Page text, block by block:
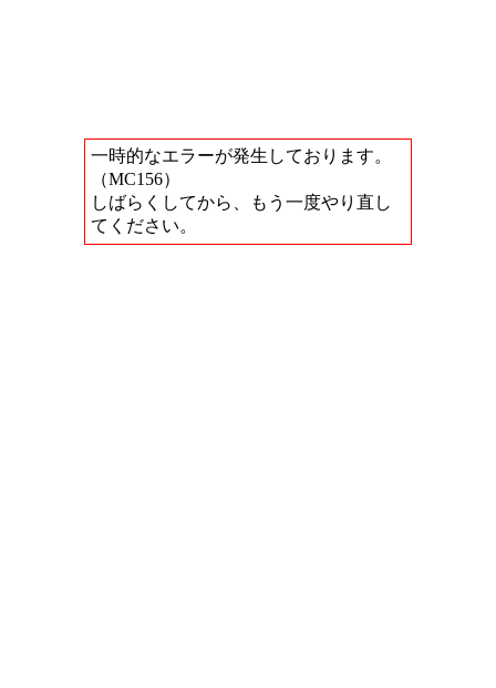
一時的なエラーが発生しております。
（MC156）
しばらくしてから、もう一度やり直し
てください。